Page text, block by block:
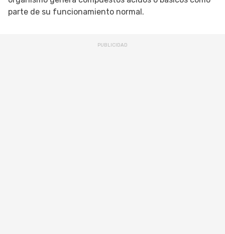
parte de su funcionamiento normal.